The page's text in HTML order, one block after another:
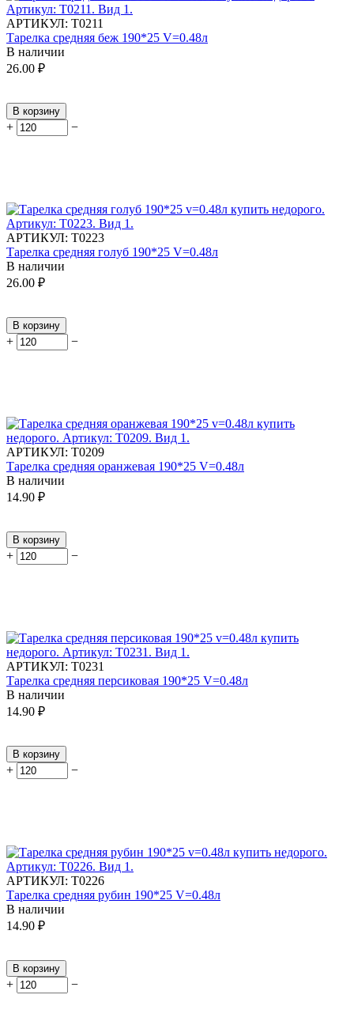
АРТИКУЛ: Т0211
Тарелка средняя беж 190*25 V=0.48л
В наличии
26.00 ₽
В корзину
+ −
АРТИКУЛ: Т0223
Тарелка средняя голуб 190*25 V=0.48л
В наличии
26.00 ₽
В корзину
+ −
АРТИКУЛ: Т0209
Тарелка средняя оранжевая 190*25 V=0.48л
В наличии
14.90 ₽
В корзину
+ −
АРТИКУЛ: Т0231
Тарелка средняя персиковая 190*25 V=0.48л
В наличии
14.90 ₽
В корзину
+ −
АРТИКУЛ: Т0226
Тарелка средняя рубин 190*25 V=0.48л
В наличии
14.90 ₽
В корзину
+ −